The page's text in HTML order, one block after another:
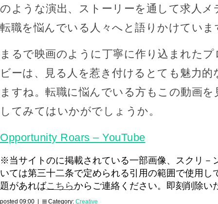
のような演出、ストーリーを通して求人メ
転職を悩んでいる人々へと語りかけていま
まるで映画のように丁寧に作り込まれた
ビーは、見る人を惹き付けるとても魅力
ますね。転職に悩んでいる方もこの動画を
してみてはいかがでしょうか。
Opportunity Roars – YouTube
※当サイトのに掲載されている一部画像、スクリ－
いては第三十二条で定められる引用の範囲で使用し
題があればこちらからご連絡ください。即刻削除い
posted 09:00 | Category: Creative